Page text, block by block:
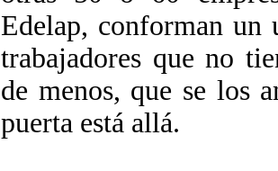
Edelap, conforman un
trabajadores que no
de menos, que se los
puerta está allá.